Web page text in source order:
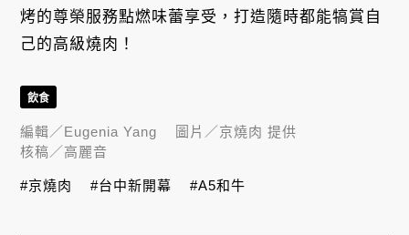
烤的尊榮服務點燃味蕾享受，打造隨時都能犒賞自
己的高級燒肉！
飲食
編輯／Eugenia Yang 圖片／京燒肉 提供
核稿／高麗音
#京燒肉 #台中新開幕 #A5和牛